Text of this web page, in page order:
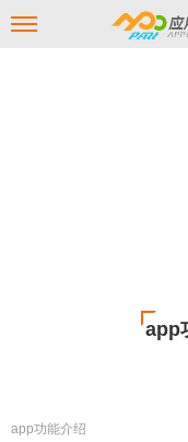
app
app功能介绍